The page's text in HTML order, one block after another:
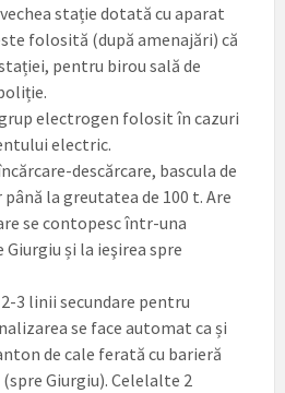
stație dotată cu aparat
folosită (după amenajări) că
pentru birou sală de
electrogen folosit în cazuri
electric.
descărcare, bascula de
la greutatea de 100 t. Are
se contopesc într-una
și la ieşirea spre
3 linii secundare pentru
se face automat ca și
de cale ferată cu barieră
Giurgiu). Celelalte 2